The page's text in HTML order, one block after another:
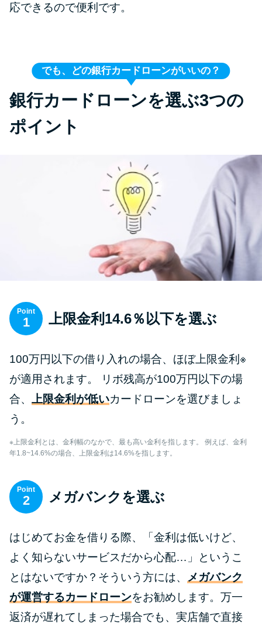
応できるので便利です。
でも、どの銀行カードローンがいいの？
銀行カードローンを選ぶ3つの
ポイント
Point
1 上限金利14.6％以下を選ぶ
100万円以下の借り入れの場合、ほぼ上限金利※
が適用されます。 リボ残高が100万円以下の場
合、 上限金利が低いカードローンを選びましょ
う。
※上限金利とは、金利幅のなかで、最も高い金利を指します。 例えば、金利
年1.8~14.6%の場合、上限金利は14.6%を指します。
Point
2 メガバンクを選ぶ
はじめてお金を借りる際、「金利は低いけど、
よく知らないサービスだから心配…」というこ
とはないですか？そういう方には、 メガバンク
が運営するカードローンをお勧めします。万一
返済が遅れてしまった場合でも、実店舗で直接